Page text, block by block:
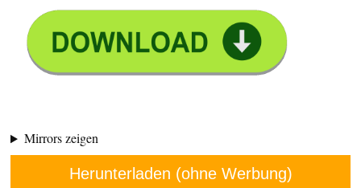
Mirrors zeigen
Herunterladen (ohne Werbung)